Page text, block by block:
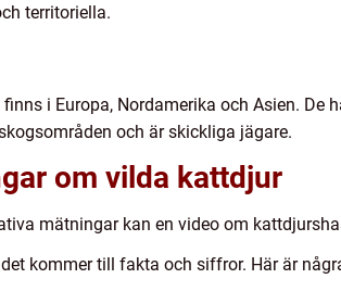
territoriella.
i Europa, Nordamerika och Asien. De
och är skickliga jägare.
om vilda kattdjur
mätningar kan en video om
kommer till fakta och siffror. Här är